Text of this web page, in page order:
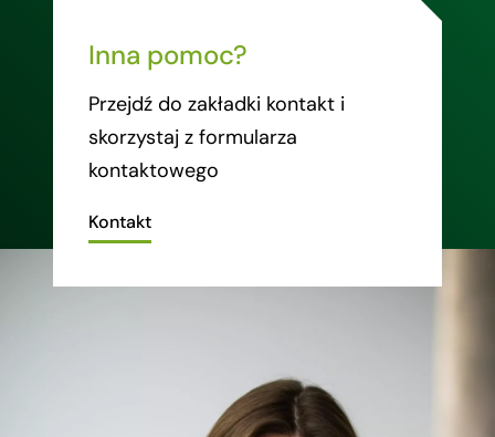
Inna pomoc?
Przejdź do zakładki kontakt i
skorzystaj z formularza
kontaktowego
Kontakt